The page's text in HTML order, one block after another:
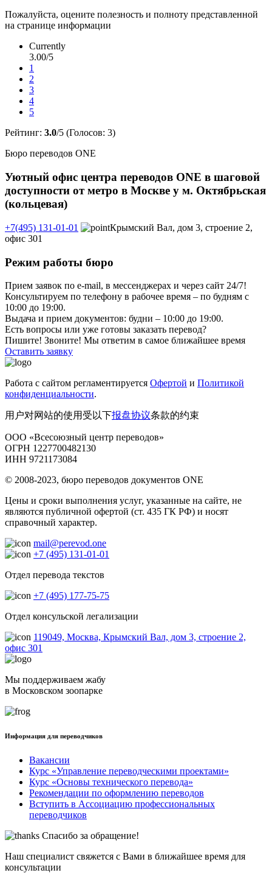
Пожалуйста, оцените полезность и полноту представленной
на странице информации
Currently
3.00/5
1
2
3
4
5
Рейтинг: 3.0/5 (Голосов: 3)
Бюро переводов ONE
Уютный офис центра переводов ONE в шаговой
доступности от метро в Москве у м. Октябрьская
(кольцевая)
+7(495) 131-01-01
Крымский Вал, дом 3, строение 2,
офис 301
Режим работы бюро
Прием заявок по e-mail, в мессенджерах и через сайт 24/7!
Консультируем по телефону в рабочее время – по будням с
10:00 до 19:00.
Выдача и прием документов: будни – 10:00 до 19:00.
Есть вопросы или уже готовы заказать перевод?
Пишите! Звоните! Мы ответим в самое ближайшее время
Оставить заявку
Работа с сайтом регламентируется Офертой и Политикой
конфиденциальности.
用户对网站的使用受以下报盘协议条款的约束
ООО «Всесоюзный центр переводов»
ОГРН 1227700482130
ИНН 9721173084
© 2008-2023, бюро переводов документов ONE
Цены и сроки выполнения услуг, указанные на сайте, не
являются публичной офертой (ст. 435 ГК РФ) и носят
справочный характер.
mail@perevod.one
+7 (495) 131-01-01
Отдел перевода текстов
+7 (495) 177-75-75
Отдел консульской легализации
119049, Москва, Крымский Вал, дом 3, строение 2,
офис 301
Мы поддерживаем жабу
в Московском зоопарке
Информация для переводчиков
Вакансии
Курс «Управление переводческими проектами»
Курс «Основы технического перевода»
Рекомендации по оформлению переводов
Вступить в Ассоциацию профессиональных
переводчиков
Спасибо за обращение!
Наш специалист свяжется с Вами в ближайшее время для
консультации